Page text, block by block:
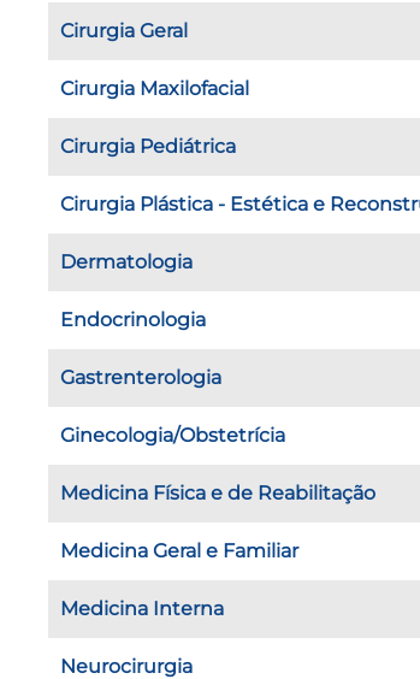
Cirurgia Geral
Cirurgia Maxilofacial
Cirurgia Pediátrica
Cirurgia Plástica - Estética e
Dermatologia
Endocrinologia
Gastrenterologia
Ginecologia/Obstetrícia
Medicina Física e de Reabilitação
Medicina Geral e Familiar
Medicina Interna
Neurocirurgia